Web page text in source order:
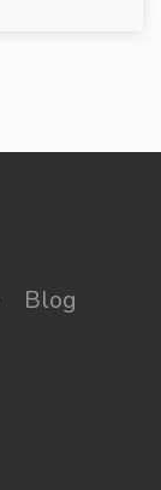
Blog